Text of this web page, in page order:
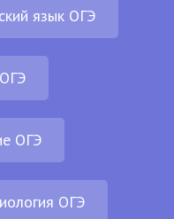
язык ОГЭ
ОГЭ
ОГЭ